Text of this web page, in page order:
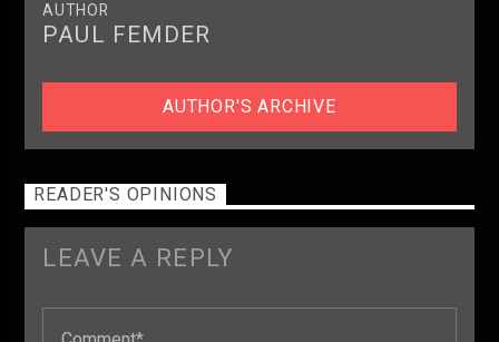
AUTHOR
PAUL FEMDER
AUTHOR'S ARCHIVE
READER'S OPINIONS
LEAVE A REPLY